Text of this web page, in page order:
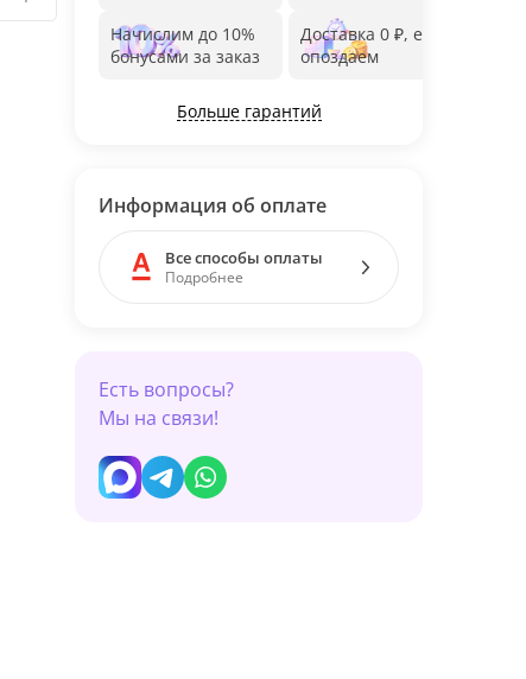
Начислим до 10%
бонусами за заказ
Доставка 0 ₽, если
опоздаем
Больше гарантий
Информация об оплате
Все способы оплаты
Подробнее
Есть вопросы?
Мы на связи!